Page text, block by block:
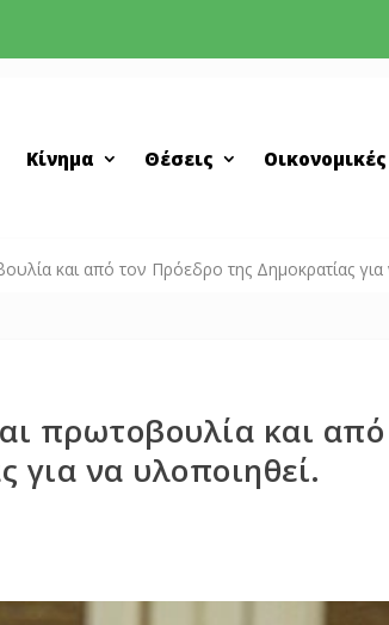
Κίνημα Θέσεις
και από τον Πρόεδρο της Δημοκρατίας για
πρωτοβουλία και από
για να υλοποιηθεί.